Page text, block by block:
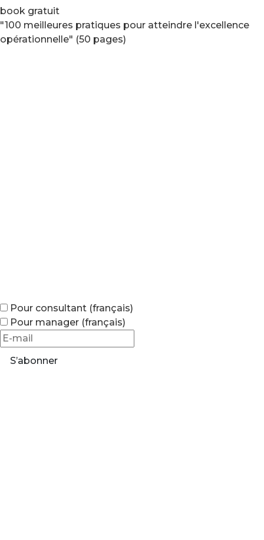
book gratuit
"100 meilleures pratiques pour atteindre l'excellence
opérationnelle" (50 pages)
Pour consultant (français)
Pour manager (français)